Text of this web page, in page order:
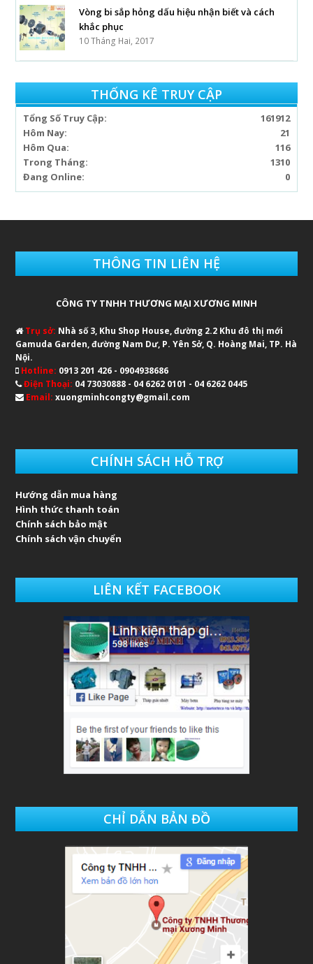
Vòng bi sắp hỏng dấu hiệu nhận biết và cách
khắc phục
10 Tháng Hai, 2017
THỐNG KÊ TRUY CẬP
161912
Tổng Số Truy Cập:
21
Hôm Nay:
116
Hôm Qua:
1310
Trong Tháng:
0
Đang Online:
THÔNG TIN LIÊN HỆ
CÔNG TY TNHH THƯƠNG MẠI XƯƠNG MINH
Trụ sở: Nhà số 3, Khu Shop House, đường 2.2 Khu đô thị mới
Gamuda Garden, đường Nam Dư, P. Yên Sở, Q. Hoàng Mai, TP. Hà
Nội.
Hotline: 0913 201 426 - 0904938686
Điện Thoại: 04 73030888 - 04 6262 0101 - 04 6262 0445
Email: xuongminhcongty@gmail.com
CHÍNH SÁCH HỖ TRỢ
Hướng dẫn mua hàng
Hình thức thanh toán
Chính sách bảo mật
Chính sách vận chuyển
LIÊN KẾT FACEBOOK
CHỈ DẪN BẢN ĐỒ